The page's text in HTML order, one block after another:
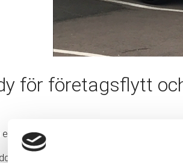
för företagsflytt
ny VW Caddy för företag och privat
är en av Sverige mest köpta